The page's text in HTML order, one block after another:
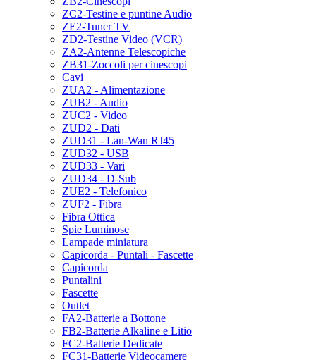
ZC2-Testine e puntine Audio
ZE2-Tuner TV
ZD2-Testine Video (VCR)
ZA2-Antenne Telescopiche
ZB31-Zoccoli per cinescopi
Cavi
ZUA2 - Alimentazione
ZUB2 - Audio
ZUC2 - Video
ZUD2 - Dati
ZUD31 - Lan-Wan RJ45
ZUD32 - USB
ZUD33 - Vari
ZUD34 - D-Sub
ZUE2 - Telefonico
ZUF2 - Fibra
Fibra Ottica
Spie Luminose
Lampade miniatura
Capicorda - Puntali - Fascette
Capicorda
Puntalini
Fascette
Outlet
FA2-Batterie a Bottone
FB2-Batterie Alkaline e Litio
FC2-Batterie Dedicate
FC31-Batterie Videocamere